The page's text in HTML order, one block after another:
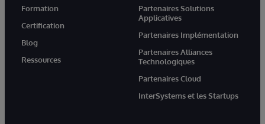
Formation
Certification
Blog
Ressources
Partenaires Solutions
Applicatives
Partenaires Implémentation
Partenaires Alliances
Technologiques
Partenaires Cloud
InterSystems et les Startups